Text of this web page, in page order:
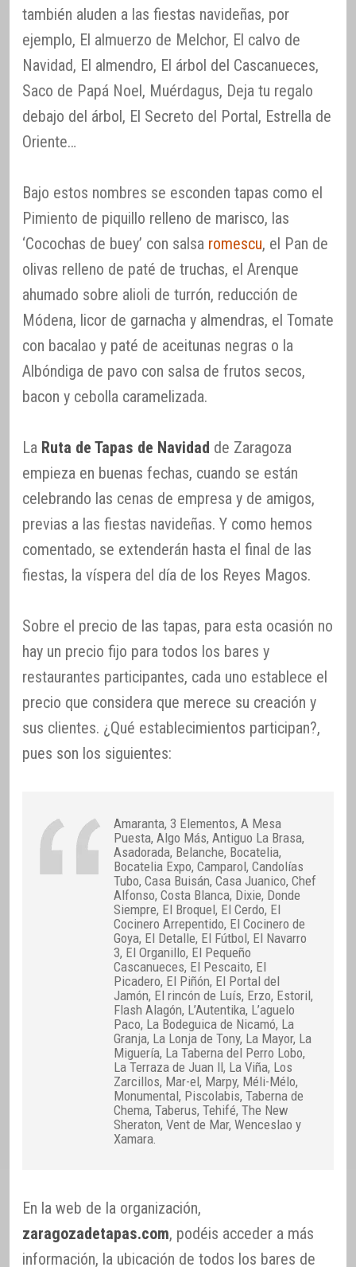
también aluden a las fiestas navideñas, por
ejemplo, El almuerzo de Melchor, El calvo de
Navidad, El almendro, El árbol del Cascanueces,
Saco de Papá Noel, Muérdagus, Deja tu regalo
debajo del árbol, El Secreto del Portal, Estrella de
Oriente…
Bajo estos nombres se esconden tapas como el
Pimiento de piquillo relleno de marisco, las
‘Cocochas de buey’ con salsa romescu, el Pan de
olivas relleno de paté de truchas, el Arenque
ahumado sobre alioli de turrón, reducción de
Módena, licor de garnacha y almendras, el Tomate
con bacalao y paté de aceitunas negras o la
Albóndiga de pavo con salsa de frutos secos,
bacon y cebolla caramelizada.
La Ruta de Tapas de Navidad de Zaragoza
empieza en buenas fechas, cuando se están
celebrando las cenas de empresa y de amigos,
previas a las fiestas navideñas. Y como hemos
comentado, se extenderán hasta el final de las
fiestas, la víspera del día de los Reyes Magos.
Sobre el precio de las tapas, para esta ocasión no
hay un precio fijo para todos los bares y
restaurantes participantes, cada uno establece el
precio que considera que merece su creación y
sus clientes. ¿Qué establecimientos participan?,
pues son los siguientes:
Amaranta, 3 Elementos, A Mesa
Puesta, Algo Más, Antiguo La Brasa,
Asadorada, Belanche, Bocatelia,
Bocatelia Expo, Camparol, Candolías
Tubo, Casa Buisán, Casa Juanico, Chef
Alfonso, Costa Blanca, Dixie, Donde
Siempre, El Broquel, El Cerdo, El
Cocinero Arrepentido, El Cocinero de
Goya, El Detalle, El Fútbol, El Navarro
3, El Organillo, El Pequeño
Cascanueces, El Pescaito, El
Picadero, El Piñón, El Portal del
Jamón, El rincón de Luís, Erzo, Estoril,
Flash Alagón, L’Autentika, L’aguelo
Paco, La Bodeguica de Nicamó, La
Granja, La Lonja de Tony, La Mayor, La
Miguería, La Taberna del Perro Lobo,
La Terraza de Juan II, La Viña, Los
Zarcillos, Mar-el, Marpy, Méli-Mélo,
Monumental, Piscolabis, Taberna de
Chema, Taberus, Tehifé, The New
Sheraton, Vent de Mar, Wenceslao y
Xamara.
En la web de la organización,
zaragozadetapas.com, podéis acceder a más
información, la ubicación de todos los bares de